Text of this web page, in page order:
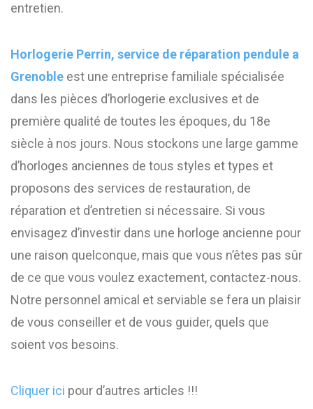
entretien.
Horlogerie Perrin, service de réparation pendule a
Grenoble est une entreprise familiale spécialisée
dans les pièces d’horlogerie exclusives et de
première qualité de toutes les époques, du 18e
siècle à nos jours. Nous stockons une large gamme
d’horloges anciennes de tous styles et types et
proposons des services de restauration, de
réparation et d’entretien si nécessaire. Si vous
envisagez d’investir dans une horloge ancienne pour
une raison quelconque, mais que vous n’êtes pas sûr
de ce que vous voulez exactement, contactez-nous.
Notre personnel amical et serviable se fera un plaisir
de vous conseiller et de vous guider, quels que
soient vos besoins.
Cliquer ici pour d’autres articles !!!